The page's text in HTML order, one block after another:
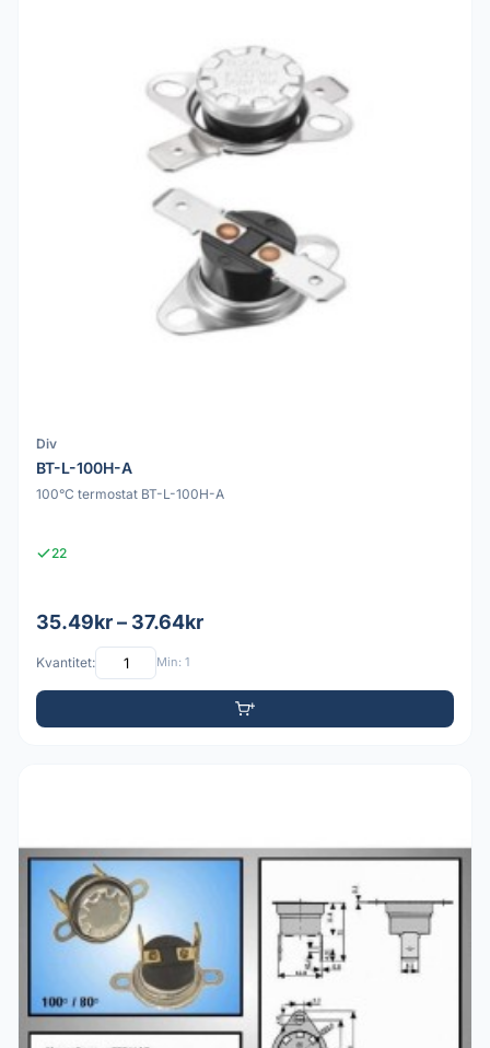
Div
BT-L-100H-A
100°C termostat BT-L-100H-A
22
35.49kr – 37.64kr
Kvantitet: Min: 1